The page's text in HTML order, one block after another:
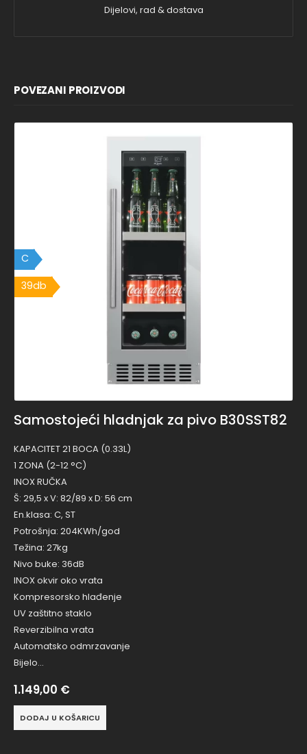
Dijelovi, rad & dostava
POVEZANI PROIZVODI
39db
C
Samostojeći hladnjak za pivo B30SST82
KAPACITET 21 BOCA (0.33L)
1 ZONA (2-12 °C)
INOX RUČKA
Š: 29,5 x V: 82/89 x D: 56 cm
En.klasa: C, ST
Potrošnja: 204KWh/god
Težina: 27kg
Nivo buke: 36dB
INOX okvir oko vrata
Kompresorsko hlađenje
UV zaštitno staklo
Reverzibilna vrata
Automatsko odmrzavanje
Bijelo…
1.149,00 €
DODAJ U KOŠARICU